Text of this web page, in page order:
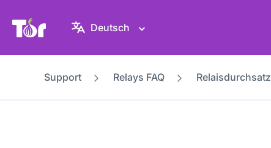
Tor-Projekt Webseite
Deutsch
Support Relays FAQ Relaisdurchsatz